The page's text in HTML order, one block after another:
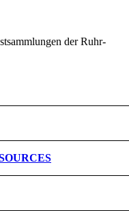
der Ruhr-